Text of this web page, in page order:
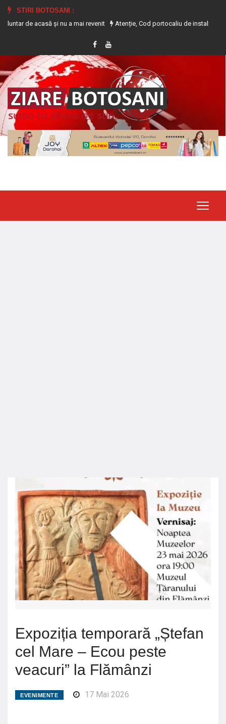
STIRI BOTOSANI :
și nu a mai revenit
Atenție, Cod portocaliu de instabilitate
Expoziția temporară „Ștefan
cel Mare – Ecou peste
veacuri” la Flămânzi
EVENIMENTE 17 Mai 2026